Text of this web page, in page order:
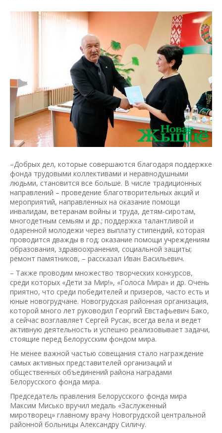
–Добрых дел, которые совершаются благодаря поддержке
фонда трудовыми коллективами и неравнодушными
людьми, становится все больше. В числе традиционных
направлений – проведение благотворительных акций и
мероприятий, направленных на оказание помощи
инвалидам, ветеранам войны и труда, детям-сиротам,
многодетным семьям и др.; поддержка талантливой и
одаренной молодежи через выплату стипендий, которая
проводится дважды в год; оказание помощи учреждениям
образования, здравоохранения, социальной защиты;
ремонт памятников, – рассказал Иван Васильевич.
– Также проводим множество творческих конкурсов,
среди которых «Дети за Мир!», «Голоса Мира» и др. Очень
приятно, что среди победителей и призеров, часто есть и
юные новогрудчане. Новогрудская районная организация,
которой много лет руководил Георгий Евстафьевич Бако,
а сейчас возглавляет Сергей Русак, всегда вела и ведет
активную деятельность и успешно реализовывает задачи,
стоящие перед Белорусским фондом мира.
Не менее важной частью совещания стало награждение
самых активных представителей организаций и
общественных объединений района наградами
Белорусского фонда мира.
Председатель правления Белорусского фонда мира
Максим Мисько вручил медаль «Заслуженный
миротворец» главному врачу Новогрудской центральной
районной больницы Александру Силичу.